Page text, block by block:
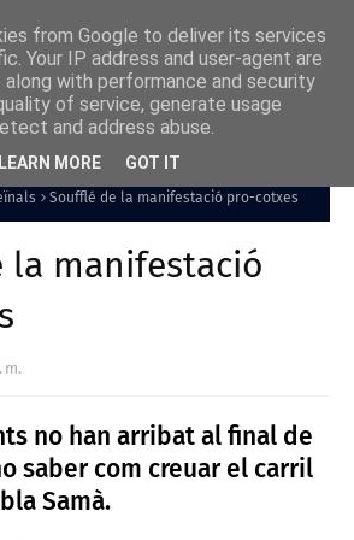
Soufflé de la manifestació pro-cotxes
la manifestació
m.
no han arribat al final de
saber com creuar el carril
Samà.
from Google to deliver its services
Your IP address and user-agent are
along with performance and security
of service, generate usage
and address abuse.
LEARN MORE GOT IT